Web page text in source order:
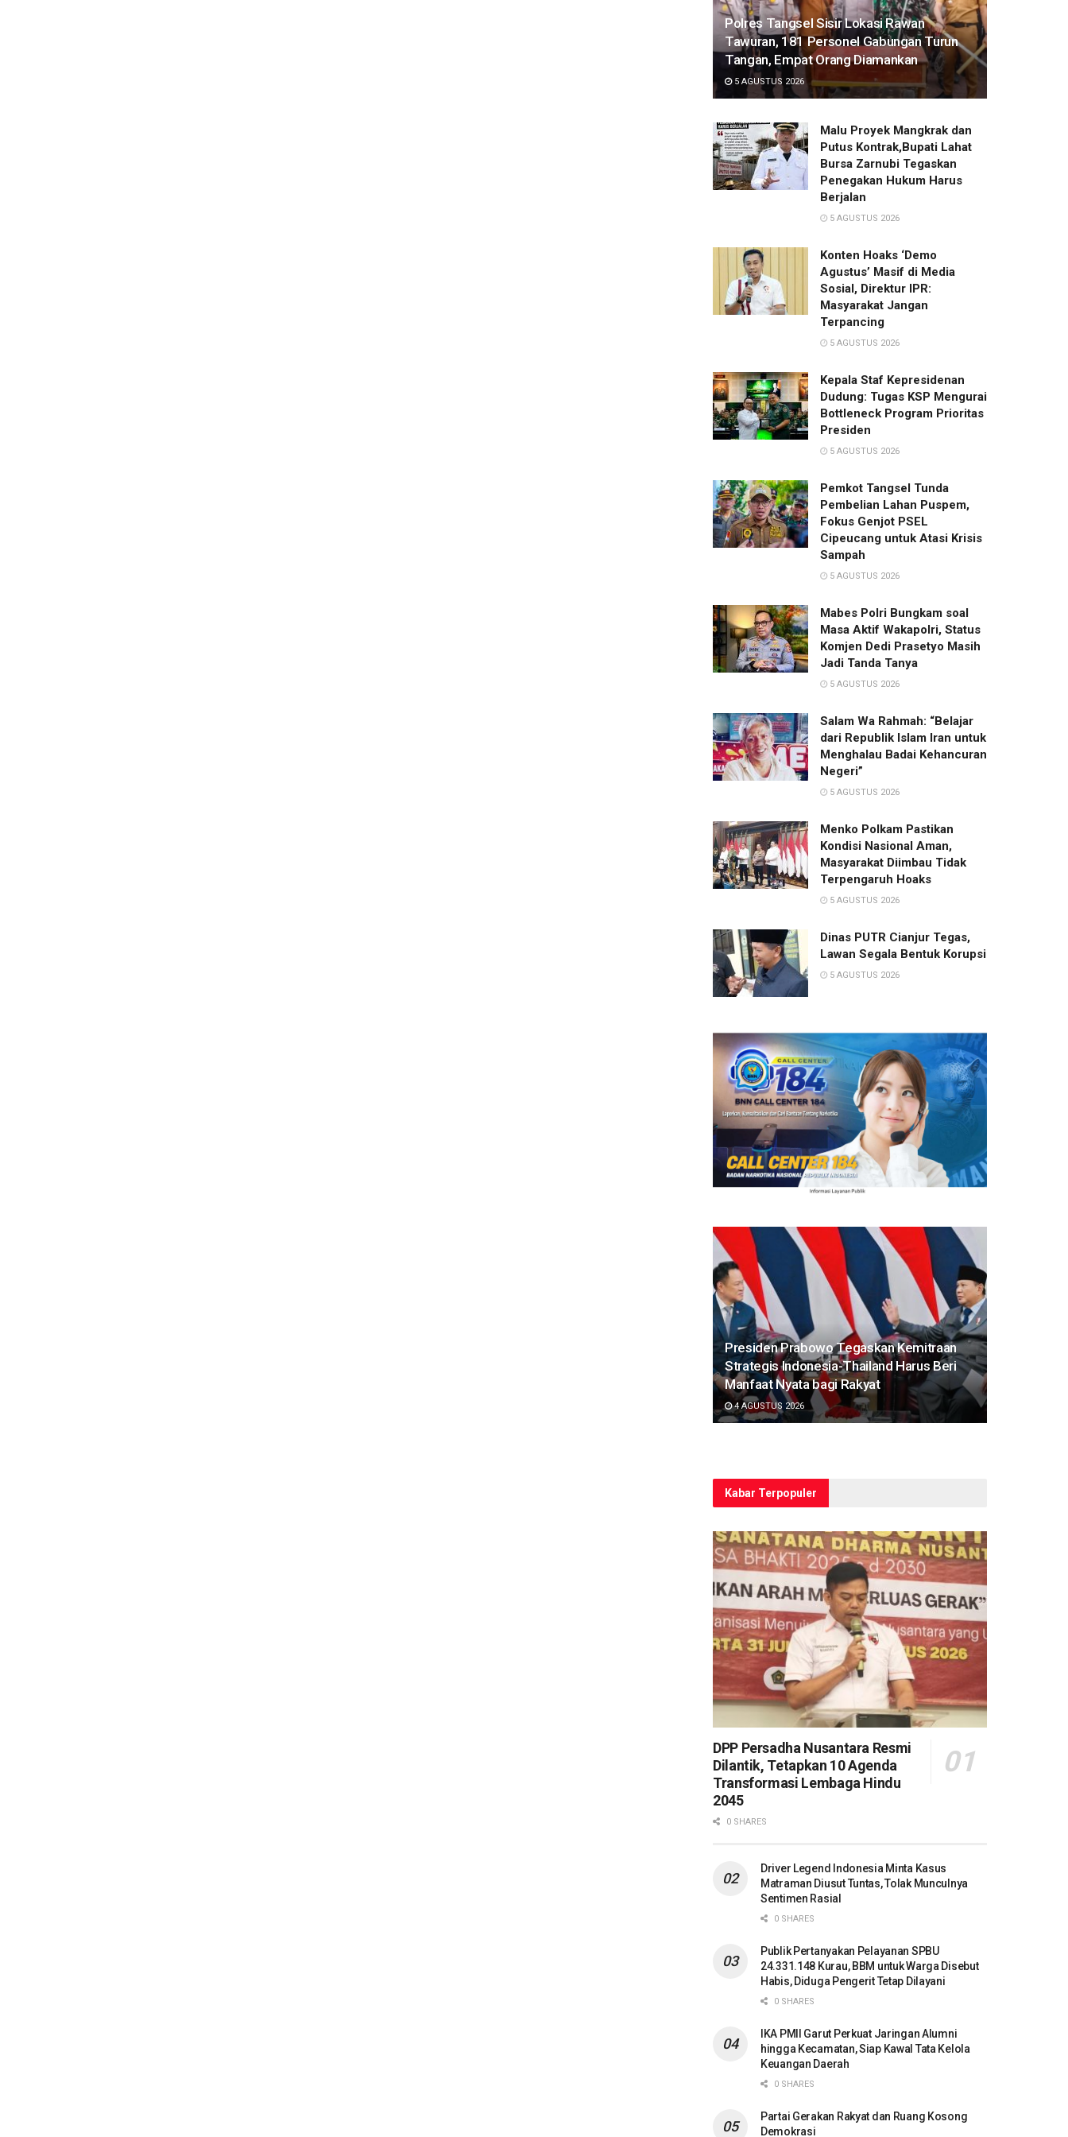
Polres Tangsel Sisir Lokasi Rawan
Tawuran, 181 Personel Gabungan Turun
Tangan, Empat Orang Diamankan
5 AGUSTUS 2026
Malu Proyek Mangkrak dan
Putus Kontrak,Bupati Lahat
Bursa Zarnubi Tegaskan
Penegakan Hukum Harus
Berjalan
5 AGUSTUS 2026
Konten Hoaks ‘Demo
Agustus’ Masif di Media
Sosial, Direktur IPR:
Masyarakat Jangan
Terpancing
5 AGUSTUS 2026
Kepala Staf Kepresidenan
Dudung: Tugas KSP Mengurai
Bottleneck Program Prioritas
Presiden
5 AGUSTUS 2026
Pemkot Tangsel Tunda
Pembelian Lahan Puspem,
Fokus Genjot PSEL
Cipeucang untuk Atasi Krisis
Sampah
5 AGUSTUS 2026
Mabes Polri Bungkam soal
Masa Aktif Wakapolri, Status
Komjen Dedi Prasetyo Masih
Jadi Tanda Tanya
5 AGUSTUS 2026
Salam Wa Rahmah: “Belajar
dari Republik Islam Iran untuk
Menghalau Badai Kehancuran
Negeri”
5 AGUSTUS 2026
Menko Polkam Pastikan
Kondisi Nasional Aman,
Masyarakat Diimbau Tidak
Terpengaruh Hoaks
5 AGUSTUS 2026
Dinas PUTR Cianjur Tegas,
Lawan Segala Bentuk Korupsi
5 AGUSTUS 2026
Presiden Prabowo Tegaskan Kemitraan
Strategis Indonesia-Thailand Harus Beri
Manfaat Nyata bagi Rakyat
4 AGUSTUS 2026
Kabar Terpopuler
DPP Persadha Nusantara Resmi
Dilantik, Tetapkan 10 Agenda
Transformasi Lembaga Hindu
2045
0 SHARES
Driver Legend Indonesia Minta Kasus
Matraman Diusut Tuntas, Tolak Munculnya
Sentimen Rasial
0 SHARES
Publik Pertanyakan Pelayanan SPBU
24.331.148 Kurau, BBM untuk Warga Disebut
Habis, Diduga Pengerit Tetap Dilayani
0 SHARES
IKA PMII Garut Perkuat Jaringan Alumni
hingga Kecamatan, Siap Kawal Tata Kelola
Keuangan Daerah
0 SHARES
Partai Gerakan Rakyat dan Ruang Kosong
Demokrasi